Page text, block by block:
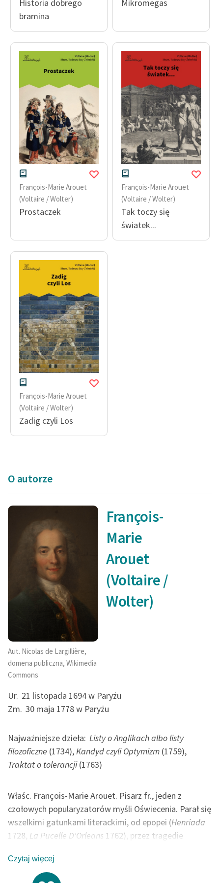
Historia dobrego
bramina
Mikromegas
François-Marie Arouet
(Voltaire / Wolter)
Prostaczek
François-Marie Arouet
(Voltaire / Wolter)
Tak toczy się
światek...
François-Marie Arouet
(Voltaire / Wolter)
Zadig czyli Los
O autorze
Aut. Nicolas de Largillière,
domena publiczna, Wikimedia
Commons
François-
Marie
Arouet
(Voltaire /
Wolter)
Ur. 21 listopada 1694 w Paryżu
Zm. 30 maja 1778 w Paryżu
Najważniejsze dzieła: Listy o Anglikach albo listy
filozoficzne (1734),Kandyd czyli Optymizm (1759),
Traktat o tolerancji(1763)
Właśc. François-Marie Arouet. Pisarz fr., jeden z
czołowych popularyzatorów myśli Oświecenia. Parał się
wszelkimi gatunkami literackimi, od epopei (Henriada
1728, La Pucelle D'Orleans 1762), przez tragedie
naukowe prace historyczne (
L'essai sur les meurs
Czytaj więcej